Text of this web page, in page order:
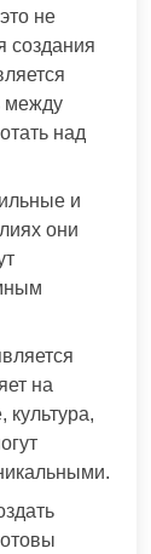
не
создания
между
над
и
они
на